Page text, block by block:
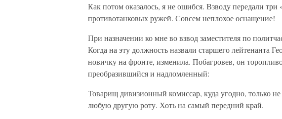
Как потом оказалось, я не ошибся. Взводу передали три
противотанковых ружей. Совсем неплохое оснащение!
При назначении ко мне во взвод заместителя по
Когда на эту должность назвали старшего лейтенанта
новичку на фронте, изменила. Побагровев, он
преобразившийся и надломленный:
Товарищ дивизионный комиссар, куда угодно, только
любую другую роту. Хоть на самый передний край.